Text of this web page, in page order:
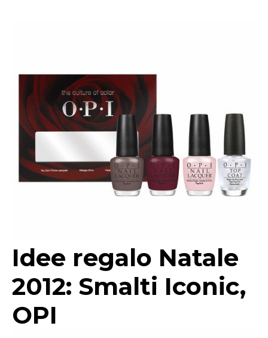
Idee regalo Natale
2012: Smalti Iconic,
OPI